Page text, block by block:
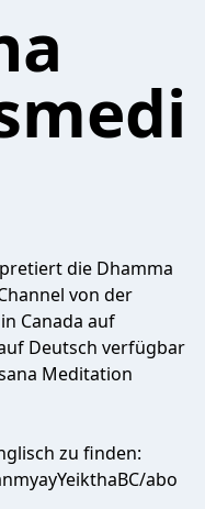
die Dhamma
von der
Canada auf
Deutsch verfügbar
Meditation
zu finden:
abo